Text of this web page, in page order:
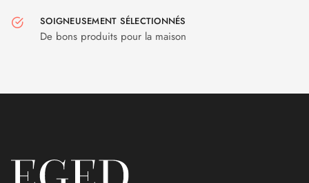
SOIGNEUSEMENT SÉLECTIONNÉS
De bons produits pour la maison